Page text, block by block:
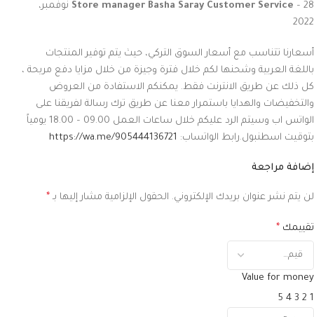
Store manager Basha Saray Customer Service –
28 نوفمبر،
2022
أسعارنا تتناسب مع أسعار السوق التركي، حيث يتم توفير المنتجات
باللغة العربية وشحنها لكم خلال فترة وجيزة من خلال مزايا دفع مريحة ،
كل ذلك عن طريق الانترنت فقط. يمكنكم الاستفادة من العروض
والتخفيضات والهدايا باستمرار معنا عن طريق ترك رسالة لفريقنا على
الواتس اب وسيتم الرد عليكم خلال ساعات العمل 09.00 – 18.00 يومياً
بتوقيت اسطنبول.رابط الواتساب: https://wa.me/905444136721
إضافة مراجعة
لن يتم نشر عنوان بريدك الإلكتروني. الحقول الإلزامية مشار إليها بـ *
تقييمك *
Value for money
1
2
3
4
5